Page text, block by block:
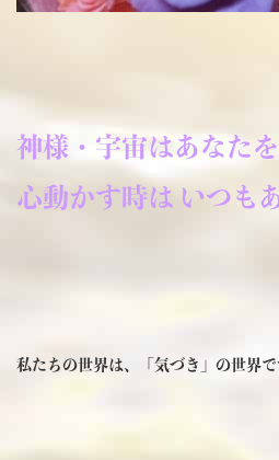
神様・宇宙はあなた
心動かす時は いつも
私たちの世界は、「気づき」の世界で